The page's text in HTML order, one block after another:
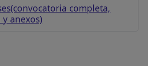
completa,
anexos)